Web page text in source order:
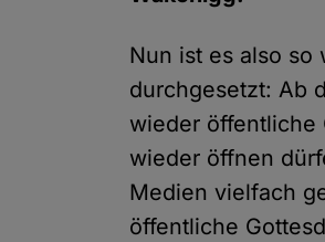
Nun ist es also
durchgesetzt: Ab
wieder öffentliche
wieder öffnen
Medien vielfach
öffentliche